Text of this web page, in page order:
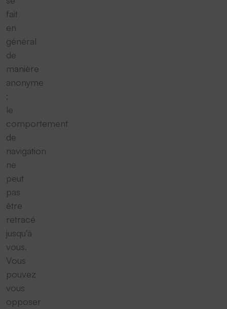
fait
en
général
de
manière
anonyme
;
le
comportement
de
navigation
ne
peut
pas
être
retracé
jusqu'à
vous.
Vous
pouvez
vous
opposer